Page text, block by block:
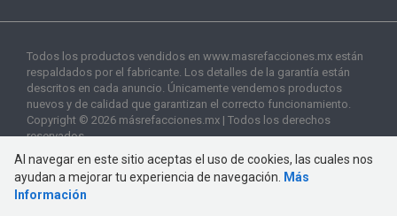
Todos los productos vendidos en www.masrefacciones.mx están
respaldados por el fabricante. Los detalles de la garantía están
descritos en cada anuncio. Únicamente vendemos productos
nuevos y de calidad que garantizan el correcto funcionamiento.
Copyright © 2026 másrefacciones.mx | Todos los derechos
reservados
Al navegar en este sitio aceptas el uso de cookies, las cuales nos
ayudan a mejorar tu experiencia de navegación.
Más
Información